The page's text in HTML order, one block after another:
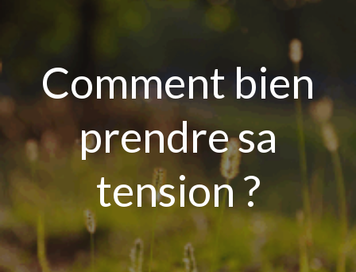
Comment bien
prendre sa
tension ?